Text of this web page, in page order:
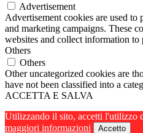
Advertisement
Advertisement cookies are used
and marketing campaigns. These
websites and collect information to
Others
Others
Other uncategorized cookies are
have not been classified into a
ACCETTA E SALVA
Utilizzando il sito, accetti l'utilizzo
maggiori informazioni
Accetto